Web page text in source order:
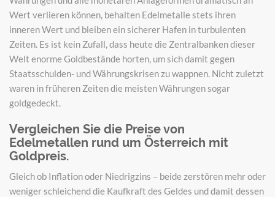
Wert verlieren können, behalten Edelmetalle stets ihren
inneren Wert und bleiben ein sicherer Hafen in turbulenten
Zeiten. Es ist kein Zufall, dass heute die Zentralbanken dieser
Welt enorme Goldbestände horten, um sich damit gegen
Staatsschulden- und Währungskrisen zu wappnen. Nicht zuletzt
waren in früheren Zeiten die meisten Währungen sogar
goldgedeckt.
Vergleichen Sie die Preise von
Edelmetallen rund um Österreich mit
Goldpreis.
Gleich ob Inflation oder Niedrigzins – beide zerstören mehr oder
weniger schleichend die Kaufkraft des Geldes und damit dessen